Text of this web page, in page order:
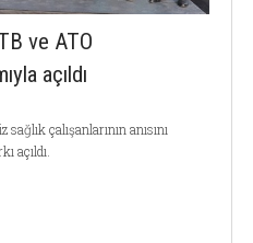
ve ATO
açıldı
çalışanlarının anısını
açıldı.